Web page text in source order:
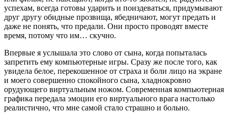
успехам, всегда готовы ударить и поиздеваться, придумывают
друг другу обидные прозвища, ябедничают, могут предать и
даже не понять, что предали. Они просто проводят вместе
время, потому что им… скучно.
Впервые я услышала это слово от сына, когда попыталась
запретить ему компьютерные игры. Сразу же после того, как
увидела белое, перекошенное от страха и боли лицо на экране
и моего совершенно спокойного сына, хладнокровно
орудующего виртуальным ножом. Современная компьютерная
графика передала эмоции его виртуального врага настолько
реалистично, что мне самой стало страшно и больно.